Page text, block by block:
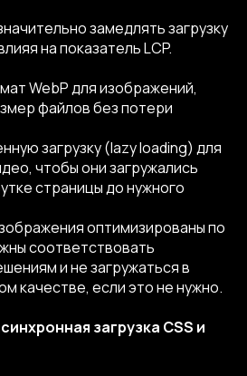
замедлять загрузку
на показатель LCP.
WebP для изображений,
файлов без потери
загрузку (lazy loading) для
чтобы они загружались
страницы до нужного
оптимизированы по
соответствовать
и не загружаться в
качестве, если это не нужно.
загрузка CSS и